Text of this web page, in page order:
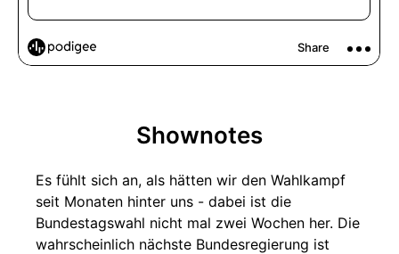
Shownotes
Es fühlt sich an, als hätten wir den Wahlkampf
seit Monaten hinter uns - dabei ist die
Bundestagswahl nicht mal zwei Wochen her. Die
wahrscheinlich nächste Bundesregierung ist